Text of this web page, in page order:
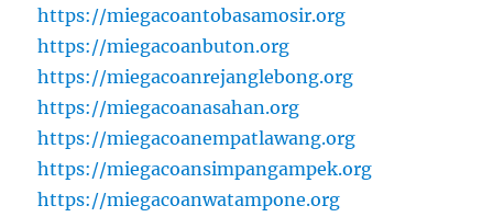
https://miegacoantobasamosir.org
https://miegacoanbuton.org
https://miegacoanrejanglebong.org
https://miegacoanasahan.org
https://miegacoanempatlawang.org
https://miegacoansimpangampek.org
https://miegacoanwatampone.org